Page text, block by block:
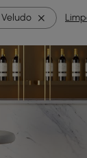
Veludo